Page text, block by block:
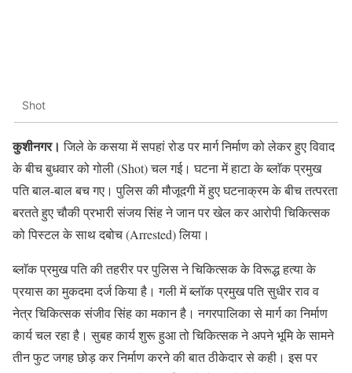
Shot
कुशीनगर। जिले के कसया में सपहां रोड पर मार्ग निर्माण को लेकर हुए विवाद
के बीच बुधवार को गोली (Shot) चल गई। घटना में हाटा के ब्लाॅक प्रमुख
पति बाल-बाल बच गए। पुलिस की मौजूदगी में हुए घटनाक्रम के बीच तत्परता
बरतते हुए चौकी प्रभारी संजय सिंह ने जान पर खेल कर आरोपी चिकित्सक
को पिस्टल के साथ दबोच (Arrested) लिया।
ब्लाॅक प्रमुख पति की तहरीर पर पुलिस ने चिकित्सक के विरूद्ध हत्या के
प्रयास का मुकदमा दर्ज किया है। गली में ब्लाॅक प्रमुख पति सुधीर राव व
नेत्र चिकित्सक संजीव सिंह का मकान है। नगरपालिका से मार्ग का निर्माण
कार्य चल रहा है। सुबह कार्य शुरू हुआ तो चिकित्सक ने अपने भूमि के सामने
तीन फुट जगह छोड़ कर निर्माण करने की बात ठीकेदार से कही। इस पर